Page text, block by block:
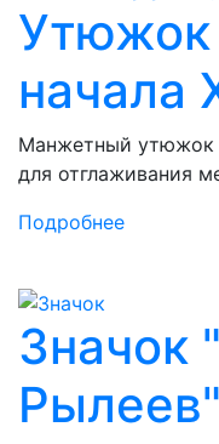
Утюжок
начала
Манжетный утюжок
для отглаживания
Подробнее
Значок
Рылеев"